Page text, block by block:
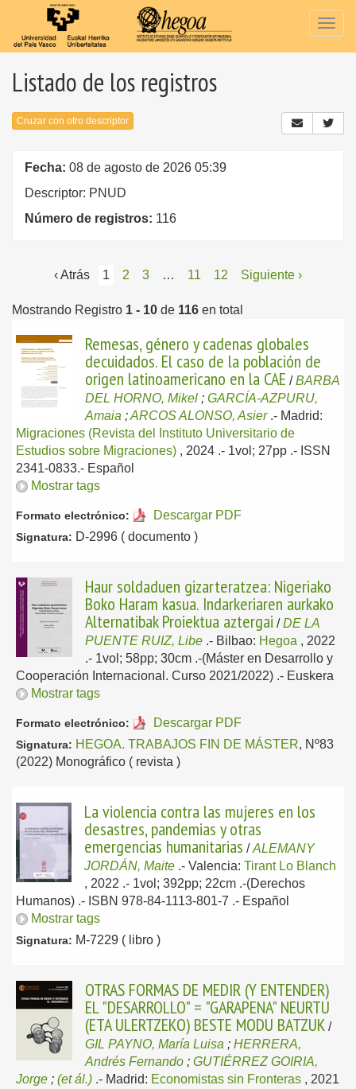
Listado de los registros
Cruzar con otro descriptor
Fecha: 08 de agosto de 2026 05:39
Descriptor: PNUD
Número de registros: 116
‹ Atrás 1 2 3 … 11 12 Siguiente ›
Mostrando Registro 1 - 10 de 116 en total
Remesas, género y cadenas globales
decuidados. El caso de la población de
origen latinoamericano en la CAE /BARBA
DEL HORNO, Mikel ; GARCÍA-AZPURU,
Amaia ;ARCOS ALONSO, Asier .- Madrid:
Migraciones (Revista del Instituto Universitario de
Estudios sobre Migraciones) , 2024 .- 1vol; 27pp .- ISSN
2341-0833.- Español
Mostrar tags
Formato electrónico: Descargar PDF
Signatura: D-2996 ( documento )
Haur soldaduen gizarteratzea: Nigeriako
Boko Haram kasua. Indarkeriaren aurkako
Alternatibak Proiektua aztergai /DE LA
PUENTE RUIZ, Libe .- Bilbao: Hegoa , 2022
.- 1vol; 58pp; 30cm .-(Máster en Desarrollo y
Cooperación Internacional. Curso 2021/2022) .- Euskera
Mostrar tags
Formato electrónico: Descargar PDF
Signatura: HEGOA. TRABAJOS FIN DE MÁSTER, Nº83
(2022) Monográfico ( revista )
La violencia contra las mujeres en los
desastres, pandemias y otras
emergencias humanitarias /ALEMANY
JORDÁN, Maite .- Valencia: Tirant Lo Blanch
, 2022 .- 1vol; 392pp; 22cm .-(Derechos
Humanos) .- ISBN 978-84-1113-801-7 .- Español
Mostrar tags
Signatura: M-7229 ( libro )
OTRAS FORMAS DE MEDIR (Y ENTENDER)
EL "DESARROLLO" = "GARAPENA" NEURTU
(ETA ULERTZEKO) BESTE MODU BATZUK /
GIL PAYNO, María Luisa ; HERRERA,
Andrés Fernando ; GUTIÉRREZ GOIRIA,
Jorge ; (et ál.) .- Madrid: Economistas sin Fronteras , 2021